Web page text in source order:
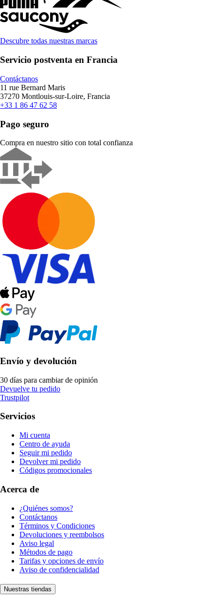
Descubre todas nuestras marcas
Servicio postventa en Francia
Contáctanos
11 rue Bernard Maris
37270 Montlouis-sur-Loire, Francia
+33 1 86 47 62 58
Pago seguro
Compra en nuestro sitio con total confianza
Envío y devolución
30 días para cambiar de opinión
Devuelve tu pedido
Trustpilot
Servicios
Mi cuenta
Centro de ayuda
Seguir mi pedido
Devolver mi pedido
Códigos promocionales
Acerca de
¿Quiénes somos?
Contáctanos
Términos y Condiciones
Devoluciones y reembolsos
Aviso legal
Métodos de pago
Tarifas y opciones de envío
Aviso de confidencialidad
Nuestras tiendas